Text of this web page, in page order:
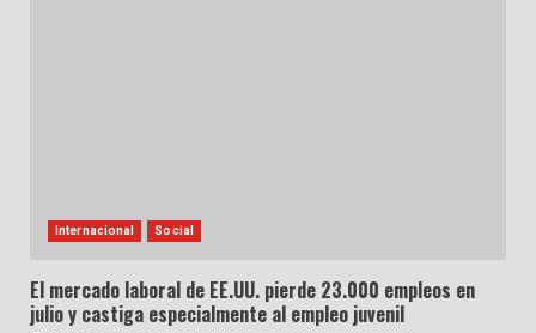
Internacional Social
El mercado laboral de EE.UU. pierde 23.000 empleos en
julio y castiga especialmente al empleo juvenil